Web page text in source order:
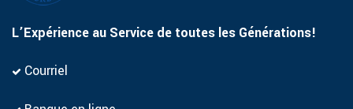
L’Expérience au Service de toutes les Générations!
Courriel